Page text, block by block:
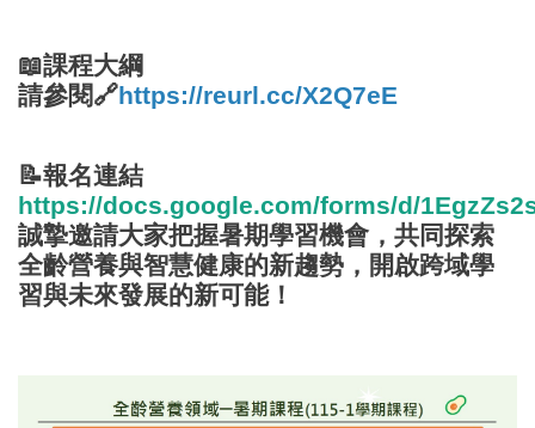
📖課程大綱
請參閱🔗https://reurl.cc/X2Q7eE
📝報名連結
https://docs.google.com/forms/d/
誠摯邀請大家把握暑期學習機會，共同探索
全齡營養與智慧健康的新趨勢，開啟跨域學
習與未來發展的新可能！